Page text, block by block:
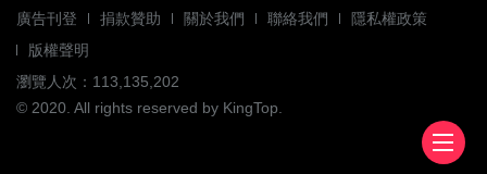
廣告刊登 捐款贊助 關於我們 聯絡我們
隱私權政策
版權聲明
瀏覽人次：113,135,202
© 2020. All rights reserved by KingTop.